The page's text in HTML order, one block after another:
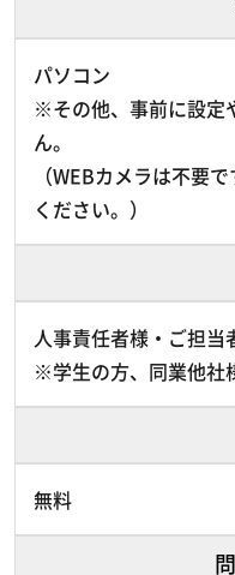
パソコン
※その他、事前に設定
ん。
（WEBカメラは不要
ください。）
人事責任者様・ご担
※学生の方、同業他社
無料